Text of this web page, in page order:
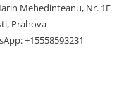
Mehedinteanu, Nr. 1F
Prahova
+15558593231